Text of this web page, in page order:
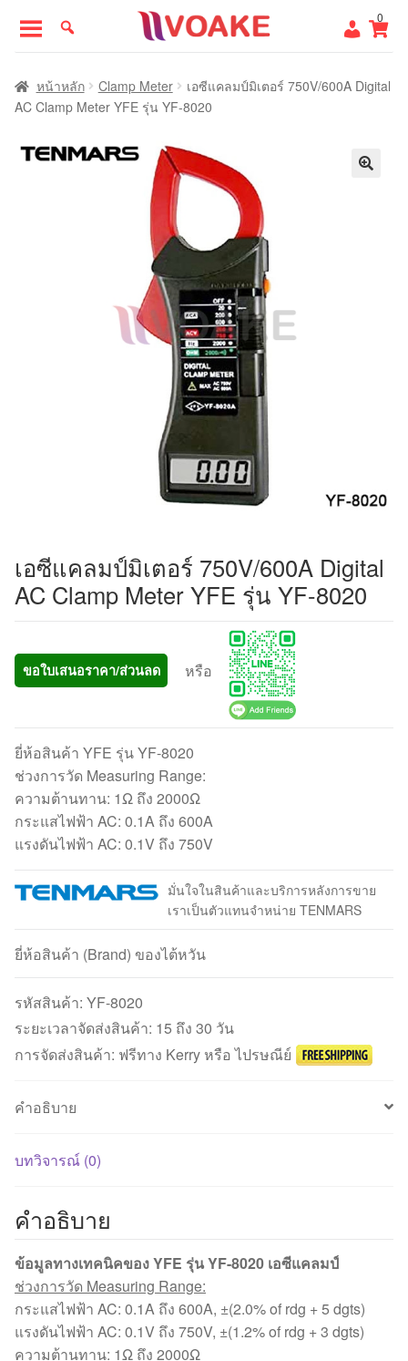
to
navigation
to
content
0
หน้าแรก
หน้าหลัก Clamp Meter
เอซีแคลมป์มิเตอร์ 750V/600A Digital
AC Clamp Meter YFE รุ่น YF-8020
เอซีแคลมป์มิเตอร์ 750V/600A Digital
AC Clamp Meter YFE รุ่น YF-8020
ขอใบเสนอราคา/ส่วนลด หรือ
ยี่ห้อสินค้า YFE รุ่น YF-8020
ช่วงการวัด Measuring Range:
ความต้านทาน: 1Ω ถึง 2000Ω
กระแสไฟฟ้า AC: 0.1A ถึง 600A
แรงดันไฟฟ้า AC: 0.1V ถึง 750V
มั่นใจในสินค้าและบริการหลังการขาย
เราเป็นตัวแทนจำหน่าย TENMARS
ยี่ห้อสินค้า (Brand) ของไต้หวัน
รหัสสินค้า: YF-8020
ระยะเวลาจัดส่งสินค้า: 15 ถึง 30 วัน
การจัดส่งสินค้า: ฟรีทาง Kerry หรือ ไปรษณีย์
คำอธิบาย
บทวิจารณ์ (0)
คำอธิบาย
ข้อมูลทางเทคนิคของ YFE รุ่น YF-8020 เอซีแคลมป์
ช่วงการวัด Measuring Range:
กระแสไฟฟ้า AC: 0.1A ถึง 600A, ±(2.0% of rdg + 5 dgts)
แรงดันไฟฟ้า AC: 0.1V ถึง 750V, ±(1.2% of rdg + 3 dgts)
ความต้านทาน: 1Ω ถึง 2000Ω